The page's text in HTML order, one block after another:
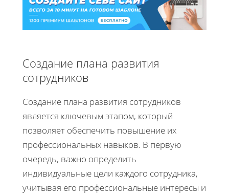
Создание плана развития
сотрудников
Создание плана развития сотрудников
является ключевым этапом, который
позволяет обеспечить повышение их
профессиональных навыков. В первую
очередь, важно определить
индивидуальные цели каждого сотрудника,
учитывая его профессиональные интересы и